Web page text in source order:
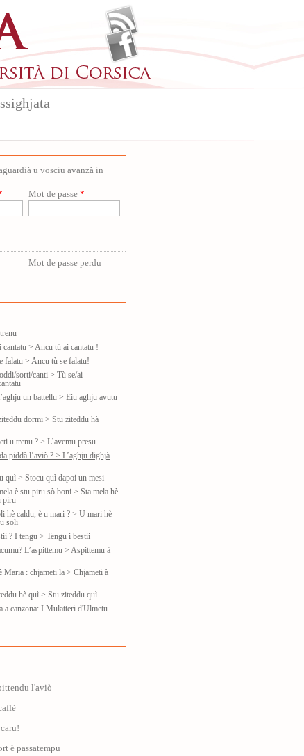
u vosciu avanzà in
Mot de passe *
Mot de passe perdu
> Ancu tù ai cantatu !
falatu > Ancu tù se falatu!
sorti/canti > Tù se/ai
un battellu > Eiu aghju avutu
dormi > Stu ziteddu hà
u trenu ? > L’avemu presu
piddà l’aviò ? > L’aghju dighjà
quì > Stocu quì dapoi un mesi
è stu piru sò boni > Sta mela hè
piru
hè caldu, è u mari ? > U mari hè
soli
? I tengu > Tengu i bestii
L’aspittemu > Aspittemu à
: chjameti la > Chjameti à
hè quì > Stu ziteddu quì
a canzona: I Mulatteri d'Ulmetu
l'aviò
è passatempu